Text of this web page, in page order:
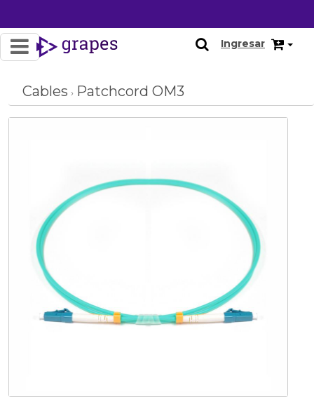
Ingresar
Cables › Patchcord OM3